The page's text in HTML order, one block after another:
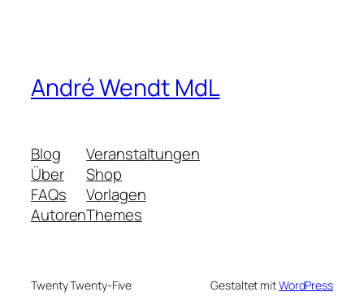
André Wendt MdL
Blog
Über
FAQs
Autoren
Veranstaltungen
Shop
Vorlagen
Themes
Twenty Twenty-Five Gestaltet mitWordPress